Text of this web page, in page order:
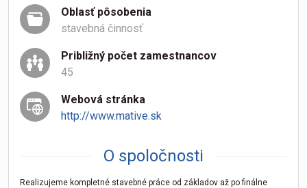
Oblasť pôsobenia
stavebná činnosť
Približný počet zamestnancov
45
Webová stránka
http://www.mative.sk
O spoločnosti
Realizujeme kompletné stavebné práce od základov až po finálne